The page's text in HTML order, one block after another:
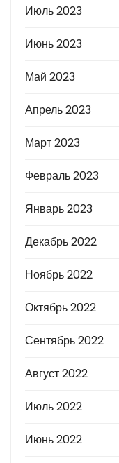
Июль 2023
Июнь 2023
Май 2023
Апрель 2023
Март 2023
Февраль 2023
Январь 2023
Декабрь 2022
Ноябрь 2022
Октябрь 2022
Сентябрь 2022
Август 2022
Июль 2022
Июнь 2022